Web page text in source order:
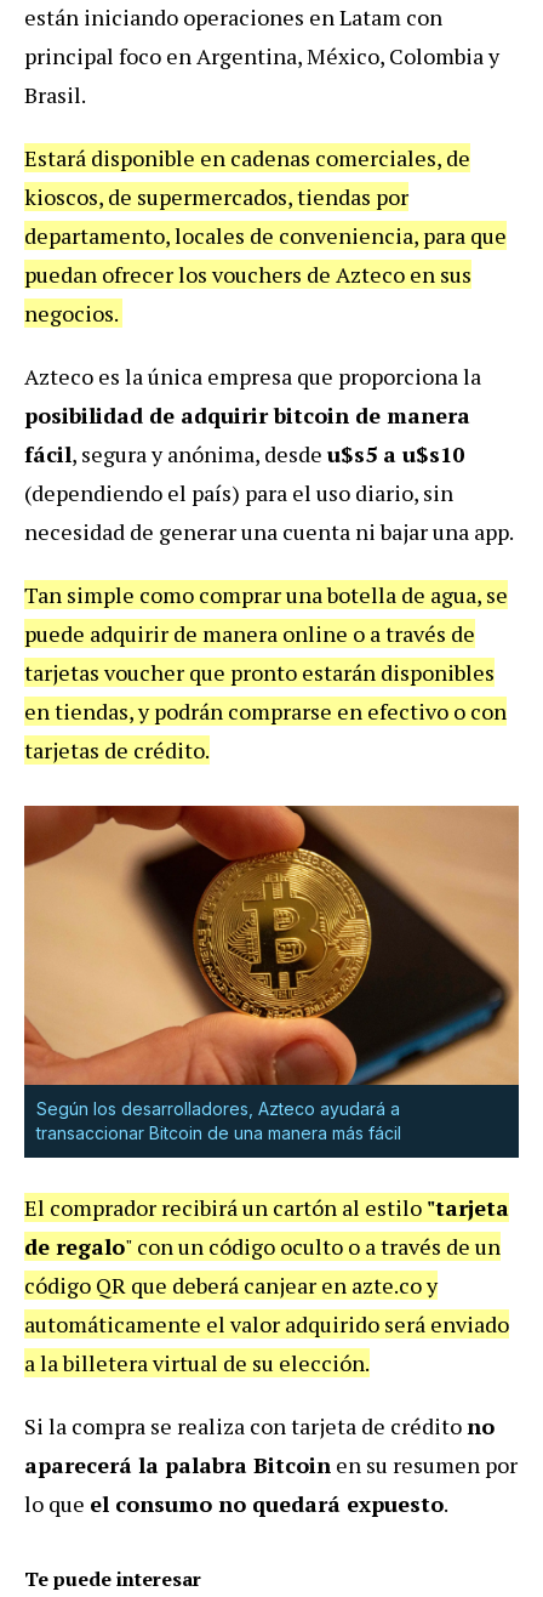
están iniciando operaciones en Latam con
principal foco en Argentina, México, Colombia y
Brasil.
Estará disponible en cadenas comerciales, de
kioscos, de supermercados, tiendas por
departamento, locales de conveniencia, para que
puedan ofrecer los vouchers de Azteco en sus
negocios.
Azteco es la única empresa que proporciona la
posibilidad de adquirir bitcoin de manera
fácil, segura y anónima, desde u$s5 a u$s10
(dependiendo el país) para el uso diario, sin
necesidad de generar una cuenta ni bajar una app.
Tan simple como comprar una botella de agua, se
puede adquirir de manera online o a través de
tarjetas voucher que pronto estarán disponibles
en tiendas, y podrán comprarse en efectivo o con
tarjetas de crédito.
Según los desarrolladores, Azteco ayudará a
transaccionar Bitcoin de una manera más fácil
El comprador recibirá un cartón al estilo "tarjeta
de regalo" con un código oculto o a través de un
código QR que deberá canjear en azte.co y
automáticamente el valor adquirido será enviado
a la billetera virtual de su elección.
Si la compra se realiza con tarjeta de créditono
aparecerá la palabra Bitcoin en su resumen por
lo que el consumo no quedará expuesto.
Te puede interesar